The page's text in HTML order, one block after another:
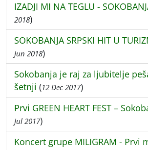
IZADJI MI NA TEGLU -
2018)
SOKOBANJA SRPSKI HIT U
Jun 2018)
Sokobanja je raj za ljubitelje
šetnji (12 Dec 2017)
Prvi GREEN HEART FEST –
Jul 2017)
Koncert grupe MILIGRAM - Prvi